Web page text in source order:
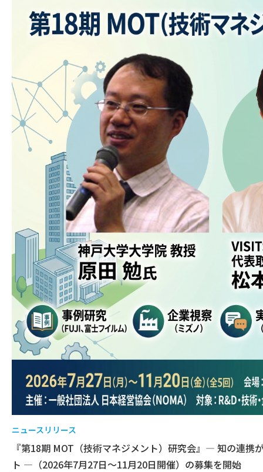
ニュースリリース
『第18期 MOT（技術マネジメント）研究会』― 知の連携
ト ―（2026年7月27日～11月20日開催）の募集を開始